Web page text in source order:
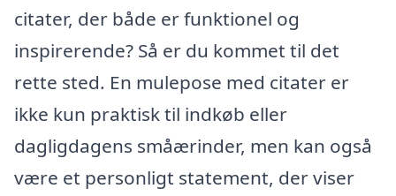
citater, der både er funktionel og
inspirerende? Så er du kommet til det
rette sted. En mulepose med citater er
ikke kun praktisk til indkøb eller
dagligdagens småærinder, men kan også
være et personligt statement, der viser